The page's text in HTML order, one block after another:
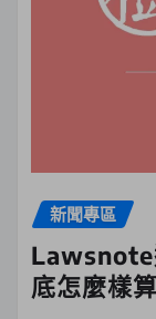
新聞專區
Lawsnote
底怎麼樣